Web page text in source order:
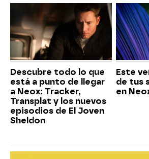
Descubre todo lo que
está a punto de llegar
a Neox: Tracker,
Transplat y los nuevos
episodios de El Joven
Sheldon
Este
de tus
en